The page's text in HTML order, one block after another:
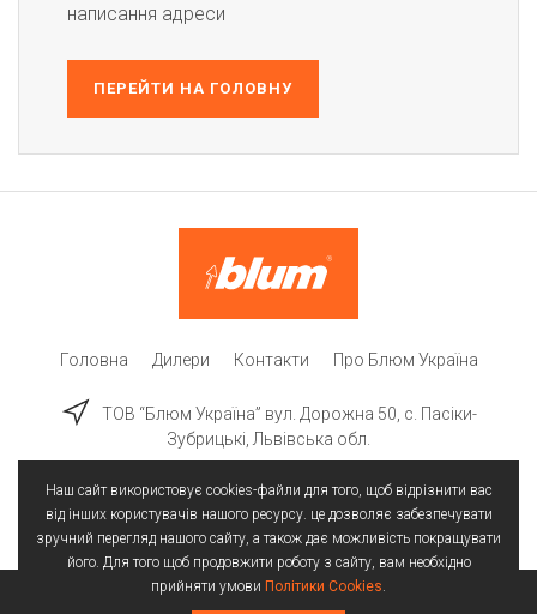
написання адреси
ПЕРЕЙТИ НА ГОЛОВНУ
Головна Дилери Контакти Про Блюм Україна
ТОВ “Блюм Україна” вул. Дорожна 50, c. Пасіки-
Зубрицькі, Львівська обл.
Наш сайт використовує cookies-файли для того, щоб відрізнити вас
від інших користувачів нашого ресурсу. це дозволяє забезпечувати
зручний перегляд нашого сайту, а також дає можливість покращувати
його. Для того щоб продовжити роботу з сайту, вам необхідно
прийняти умови Політики Cookies.